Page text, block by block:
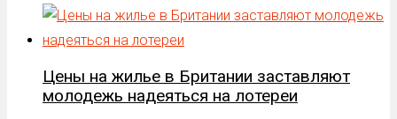
Цены на жилье в Британии заставляют
молодежь надеяться на лотереи